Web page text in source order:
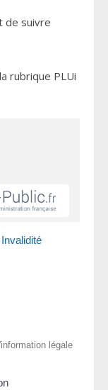
de suivre
rubrique PLUi
Invalidité
légale